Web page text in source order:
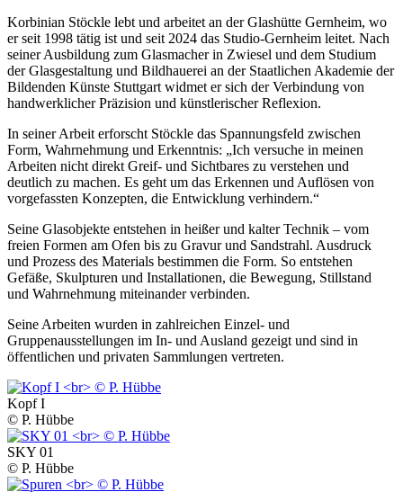
Korbinian Stöckle lebt und arbeitet an der Glashütte Gernheim, wo
er seit 1998 tätig ist und seit 2024 das Studio-Gernheim leitet. Nach
seiner Ausbildung zum Glasmacher in Zwiesel und dem Studium
der Glasgestaltung und Bildhauerei an der Staatlichen Akademie der
Bildenden Künste Stuttgart widmet er sich der Verbindung von
handwerklicher Präzision und künstlerischer Reflexion.
In seiner Arbeit erforscht Stöckle das Spannungsfeld zwischen
Form, Wahrnehmung und Erkenntnis: „Ich versuche in meinen
Arbeiten nicht direkt Greif- und Sichtbares zu verstehen und
deutlich zu machen. Es geht um das Erkennen und Auflösen von
vorgefassten Konzepten, die Entwicklung verhindern.“
Seine Glasobjekte entstehen in heißer und kalter Technik – vom
freien Formen am Ofen bis zu Gravur und Sandstrahl. Ausdruck
und Prozess des Materials bestimmen die Form. So entstehen
Gefäße, Skulpturen und Installationen, die Bewegung, Stillstand
und Wahrnehmung miteinander verbinden.
Seine Arbeiten wurden in zahlreichen Einzel- und
Gruppenausstellungen im In- und Ausland gezeigt und sind in
öffentlichen und privaten Sammlungen vertreten.
Kopf I
© P. Hübbe
SKY 01
© P. Hübbe